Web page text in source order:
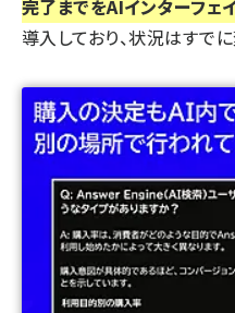
完了までをAIインターフェ
導入しており、状況はすで